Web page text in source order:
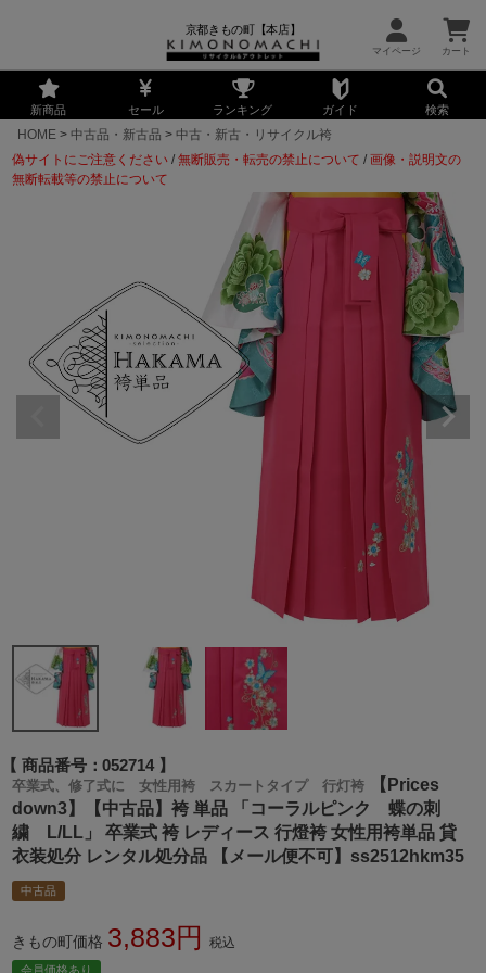
京都きもの町【本店】
新商品 セール ランキング ガイド 検索
HOME 中古品・新古品
中古・新古・リサイクル袴
偽サイトにご注意ください /無断販売・転売の禁止について /画像・説明文の
無断転載等の禁止について
商品番号 052714
卒業式、修了式に 女性用袴 スカートタイプ 行灯袴
【Prices
down3】【中古品】袴 単品 「コーラルピンク 蝶の刺
繍 L/LL」 卒業式 袴 レディース 行燈袴 女性用袴単品 貸
衣装処分 レンタル処分品 【メール便不可】ss2512hkm35
中古品
きもの町価格 3,883 税込
会員価格あり